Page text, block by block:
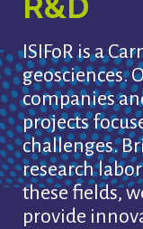
ISIFoR is a
geosciences.
companies
projects
challenges.
research
these fields,
provide